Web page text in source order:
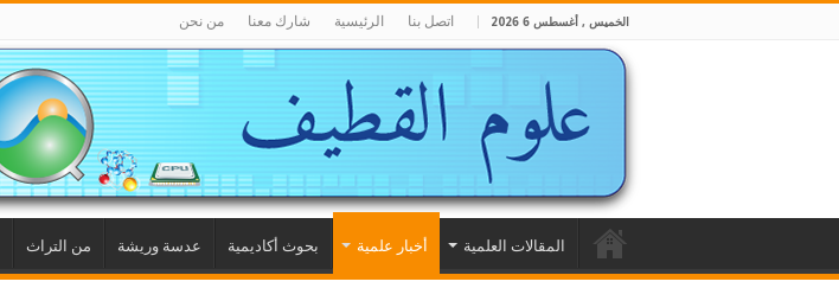
الخميس , أغسطس 6 2026 اتصل بنا الرئيسية شارك معنا من نحن
المقالات العلمية أخبار علمية بحوث أكاديمية عدسة وريشة من التراث